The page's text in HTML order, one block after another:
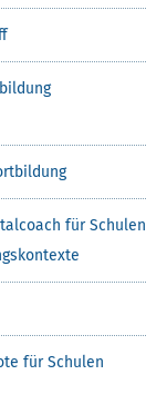
für Schulen
für Schulen